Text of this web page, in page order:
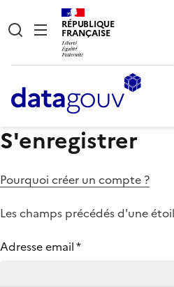
RÉPUBLIQUE
FRANÇAISE
S'enregistrer
Pourquoi créer un compte ?
Les champs précédés d'une
Adresse email*